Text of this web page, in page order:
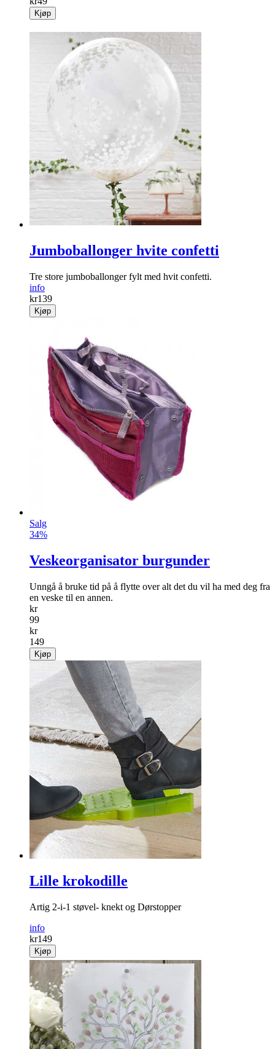
Kjøp
Jumboballonger hvite confetti
Tre store jumboballonger fylt med hvit confetti.
info
kr139
Kjøp
Salg
34%
Veskeorganisator burgunder
Unngå å bruke tid på å flytte over alt det du vil ha med deg fra
en veske til en annen.
kr
99
kr
149
Kjøp
Lille krokodille
Artig 2-i-1 støvel- knekt og Dørstopper
info
kr149
Kjøp